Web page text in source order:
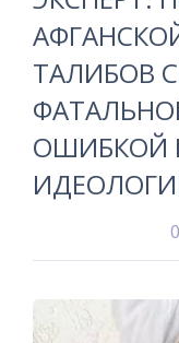
ТАЛИБОВ
ОШИБКОЙ